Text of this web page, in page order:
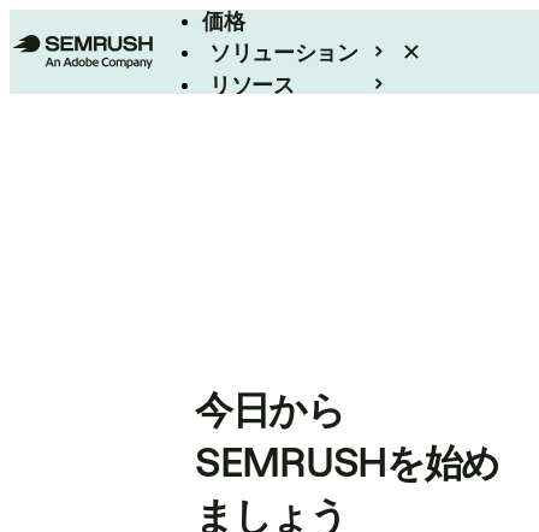
価格
ソリューション
リソース
今日から
SEMRUSHを始め
ましょう